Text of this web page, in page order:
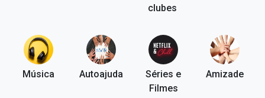
clubes
Música Autoajuda
Séries e
Filmes
Amizade